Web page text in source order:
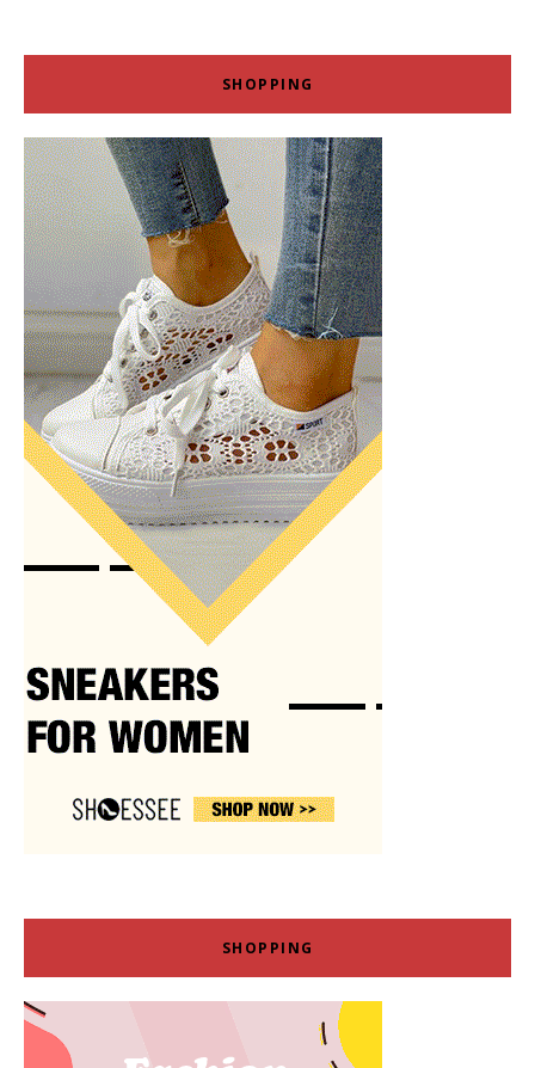
SHOPPING
SHOPPING